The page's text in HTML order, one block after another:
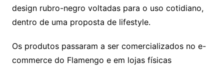
design rubro-negro voltadas para o uso cotidiano,
dentro de uma proposta de lifestyle.
Os produtos passaram a ser comercializados no e-
commerce do Flamengo e em lojas físicas